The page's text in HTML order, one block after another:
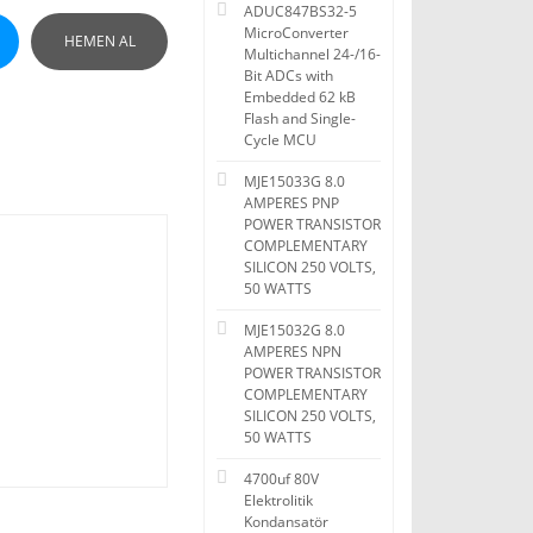
HEMEN AL
ADUC847BS32-5
MicroConverter
Multichannel 24-/16-
Bit ADCs with
Embedded 62 kB
Flash and Single-
Cycle MCU
MJE15033G 8.0
AMPERES PNP
POWER TRANSISTOR
COMPLEMENTARY
SILICON 250 VOLTS,
50 WATTS
MJE15032G 8.0
AMPERES NPN
POWER TRANSISTOR
COMPLEMENTARY
SILICON 250 VOLTS,
50 WATTS
4700uf 80V
Elektrolitik
Kondansatör